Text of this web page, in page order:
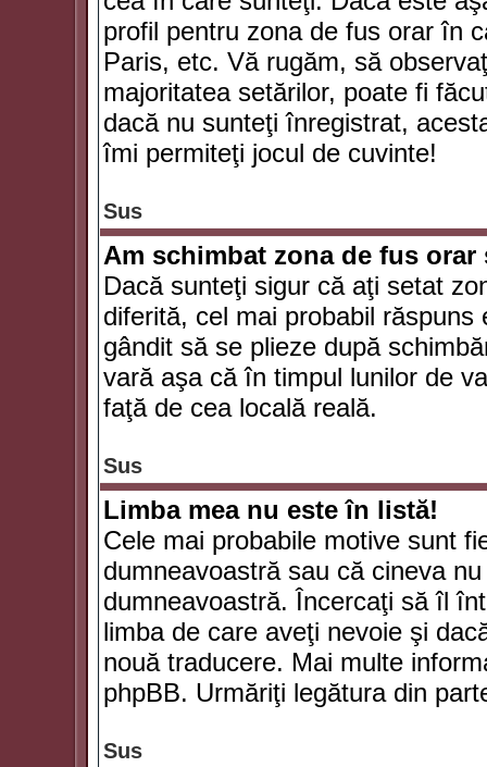
profil pentru zona de fus orar în
Paris, etc. Vă rugăm, să
majoritatea setărilor, poate fi
dacă nu sunteţi înregistrat,
îmi permiteţi jocul de cuvinte!
Sus
Am schimbat zona de fus
Dacă sunteţi sigur că aţi setat
diferită, cel mai probabil
gândit să se plieze după
vară aşa că în timpul lunilor de
faţă de cea locală reală.
Sus
Limba mea nu este în listă!
Cele mai probabile motive sunt
dumneavoastră sau că cineva
dumneavoastră. Încercaţi să îl
limba de care aveţi nevoie şi
nouă traducere. Mai multe
phpBB. Urmăriţi legătura din
Sus